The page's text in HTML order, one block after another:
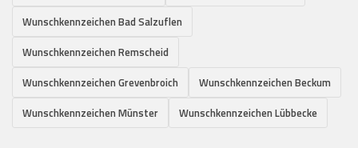
Wunschkennzeichen Bad Salzuflen
Wunschkennzeichen Remscheid
Wunschkennzeichen Grevenbroich
Wunschkennzeichen Beckum
Wunschkennzeichen Münster
Wunschkennzeichen Lübbecke